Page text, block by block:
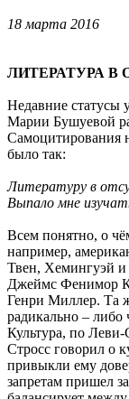
18 марта 2016
ЛИТЕРАТУРА В
Недавние статусы
Марии Бушуевой
Самоцитирования
было так:
Литературу в
Выпало мне
Всем понятно, о
например,
Твен, Хемингуэй и
Джеймс Фенимор
Генри Миллер. Та
радикально – либо
Культура, по Леви-
Стросс говорил о
привыкли ему
запретам пришел